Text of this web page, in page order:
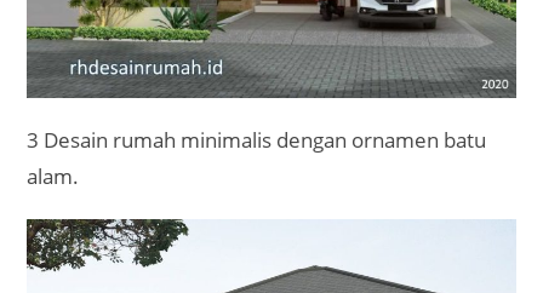
3 Desain rumah minimalis dengan ornamen batu
alam.